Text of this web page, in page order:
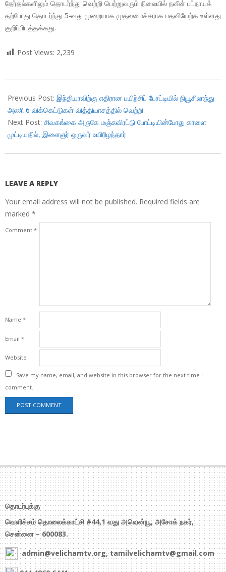
தேர்தல்களிலும் தொடர்ந்து வெற்றி பெற்றுவரும் நிலையில் நவீன் பட்நாயக்
தற்போது தொடர்ந்து 5-வது முறையாக முதலமைச்சராக பதவியேற்க உள்ளது
குறிப்பிடத்தக்கது.
Post Views: 2,239
05-
26
Previous Post: இந்தியாவிற்கு எதிரான பயிற்சிப் போட்டியில் நியூசிலாந்து
அணி 6 விக்கெட்டுகள் வித்தியாசத்தில் வெற்றி
Next Post: சிவகங்கை அருகே மஞ்சுவிரட்டு போட்டியின்போது காளை
முட்டியதில், இளைஞர் ஒருவர் உயிரிழந்தார்
LEAVE A REPLY
Your email address will not be published. Required fields are
marked *
Comment *
Name *
Email *
Website
Save my name, email, and website in this browser for the next time I
comment.
தொடர்புக்கு
வெளிச்சம் தொலைக்காட்சி #44,1 வது அவென்யூ, அசோக் நகர்,
சென்னை – 600083.
admin@velichamtv.org, tamilvelichamtv@gmail.com